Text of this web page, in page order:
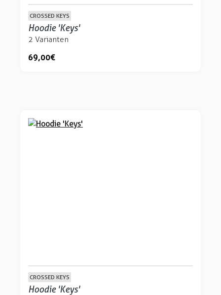
CROSSED KEYS
Hoodie 'Keys'
2 Varianten
69,00 €
CROSSED KEYS
Hoodie 'Keys'